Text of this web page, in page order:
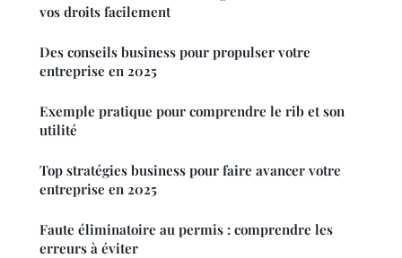
vos droits facilement
Des conseils business pour propulser votre
entreprise en 2025
Exemple pratique pour comprendre le rib et son
utilité
Top stratégies business pour faire avancer votre
entreprise en 2025
Faute éliminatoire au permis : comprendre les
erreurs à éviter